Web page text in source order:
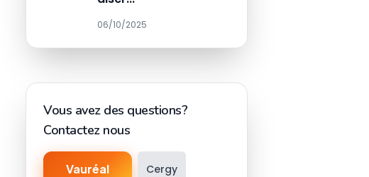
06/10/2025
Vous avez des questions?
Contactez nous
Vauréal Cergy